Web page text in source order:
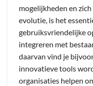
mogelijkheden en
evolutie, is het
gebruiksvriendelijke
integreren met
daarvan vind je
innovatieve tools
organisaties helpen